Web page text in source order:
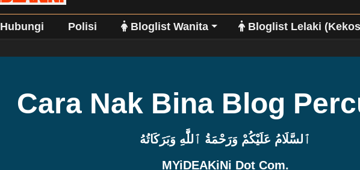
Hubungi Polisi Bloglist Wanita Bloglist Lelaki
Cara Nak Bina Blog
ٱلسَّلَامُ عَلَيْكُمْ وَرَحْمَةُ ٱللَّٰهِ وَبَرَكَاتُهُ
MYiDEAKiNi Dot Com.